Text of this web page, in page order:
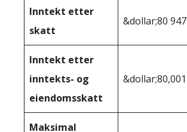
Inntekt etter
skatt
&dollar;80 947
Inntekt etter
inntekts- og
eiendomsskatt
&dollar;80,001
Maksimal